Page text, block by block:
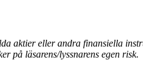
aktier eller andra finansiella
på läsarens/lyssnarens egen risk.